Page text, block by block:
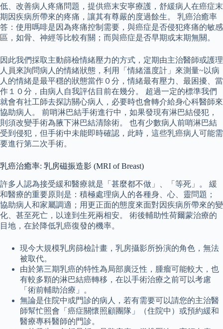
低、改善病人疼痛問題，提供癌末安寧療護，舒緩病人在癌症末
期因疾病所帶來的疼痛，讓其有尊嚴的度過餘生。 乳癌治癒率
答：使用嗎啡是因為疼痛控制需要，與癌症是否侵犯疼痛的敏感
區，如骨、神經等比較有關；而與癌症是否早期或末期無關。
因此我們採取主動篩檢情緒壓力的方式，定期由主治醫師或護理
人員來詢問病人的情緒狀態，利用「情緒溫度計」來測量~以病
人的情緒是最平穩的狀態當作０分，情緒最有壓力、最困擾、當
作１０分，由病人自我評估目前在幾分。 超過一定的標準我們
就會有社工師去探訪關心病人，必要時也會轉介給身心科醫師來
協助病人。 前哨淋巴結手術進行中，如果發現有淋巴結侵犯，
則須改變手術為腋下淋巴結清除術。 也有少數病人前哨淋巴結
受到侵犯，但手術中未能即時確認，此時，這些乳癌病人可能需
要進行第二次手術。
乳癌治癒率: 乳房磁振造影 (MRI of Breast)
許多人認為接受緩和醫療就是「甚麼都不做」、「等死」。 緩
和醫療的重要原則是：積極處理病人的各種身、心、靈問題；
協助病人和家屬調適；用更正面的態度來面對因疾病所帶來的變
化、甚至死亡，以達到生死兩相安。 術後輔助性荷爾蒙治療的
目地，在於降低乳癌復發的機率。
現今大規模乳房篩檢計畫，乳房攝影所扮演的角色，無法
被取代。
由於第三期乳癌的特性為局部廣泛性，腫瘤可能較大，也
有較多顆的淋巴結癌轉移，在以手術治療之前可以考慮
「術前輔助治療」。
無論是住院中或門診的病人，若有需要可以請您的主治醫
師幫忙照會「癌症關懷照顧團隊」（住院中）或預約緩和
醫療專科醫師的門診。